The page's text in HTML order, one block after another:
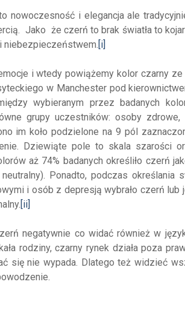
nowoczesność i elegancja ale
Jako że czerń to brak światła to
niebezpieczeństwem. [i]
i wtedy powiążemy kolor czarny
w Manchester pod
wybieranym przez badanych
grupy uczestników: osoby
im koło podzielone na 9 pól
Dziewiąte pole to skala szarości
aż 74% badanych określiło czerń
Ponadto, podczas określania
i osób z depresją wybrało czerń lub
[ii]
negatywnie co widać również w
rodziny, czarny rynek działa poza
się nie wypada. Dlatego też widzieć